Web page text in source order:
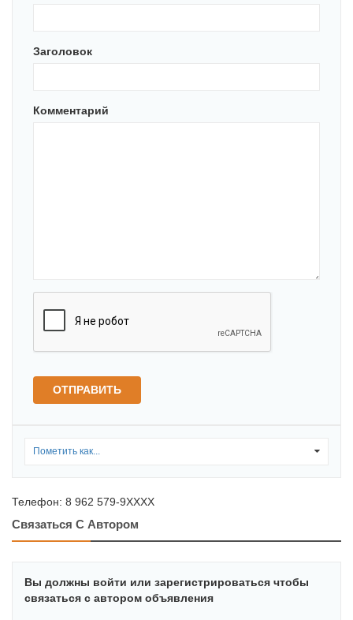
Заголовок
Комментарий
ОТПРАВИТЬ
Пометить как...
Телефон: 8 962 579-9XXXX
Связаться С Автором
Вы должны войти или зарегистрироваться чтобы
связаться с автором объявления